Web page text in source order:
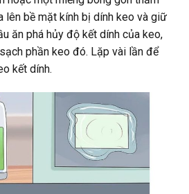
lên bề mặt kính bị dính keo và giữ
ăn phá hủy độ kết dính của keo,
phần keo đó. Lặp vài lần để
kết dính.